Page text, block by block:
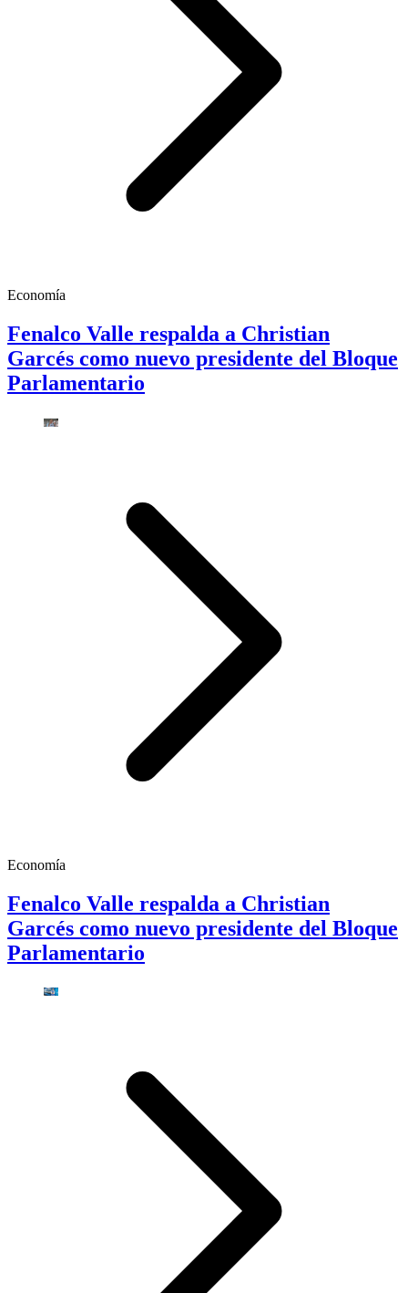
Economía
Fenalco Valle respalda a Christian
Garcés como nuevo presidente del Bloque
Parlamentario
Economía
Fenalco Valle respalda a Christian
Garcés como nuevo presidente del Bloque
Parlamentario